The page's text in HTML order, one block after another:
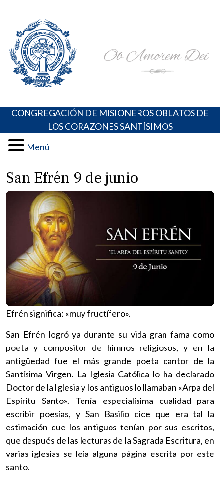
content
Portal de los Padres Oblatos. Advocaciones Marianas,
Oraciones, Música religiosa y más
CONGREGACIÓN DE MISIONEROS OBLATOS DE
LOS CORAZONES SANTÍSIMOS
Menú
San Efrén 9 de junio
Efrén significa: «muy fructífero».
San Efrén logró ya durante su vida gran fama como
poeta y compositor de himnos religiosos, y en la
antigüedad fue el más grande poeta cantor de la
Santísima Virgen. La Iglesia Católica lo ha declarado
Doctor de la Iglesia y los antiguos lo llamaban «Arpa del
Espíritu Santo». Tenía especialísima cualidad para
escribir poesías, y San Basilio dice que era tal la
estimación que los antiguos tenían por sus escritos,
que después de las lecturas de la Sagrada Escritura, en
varias iglesias se leía alguna página escrita por este
santo.